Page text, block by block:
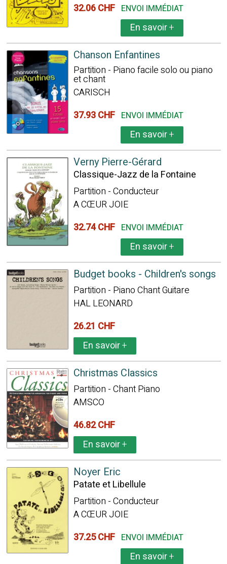
32.06 CHF ENVOI IMMÉDIAT
En savoir+
Chanson Enfantines
Partition - Piano facile solo ou piano
et chant
CARISCH
37.93 CHF ENVOI IMMÉDIAT
En savoir+
Verny Pierre-Gérard
Classique-Jazz de la Fontaine
Partition - Conducteur
A CŒUR JOIE
32.74 CHF ENVOI IMMÉDIAT
En savoir+
Budget books - Children's songs
Partition - Piano Chant Guitare
HAL LEONARD
26.21 CHF
En savoir+
Christmas Classics
Partition - Chant Piano
AMSCO
46.82 CHF
En savoir+
Noyer Eric
Patate et Libellule
Partition - Conducteur
A CŒUR JOIE
37.25 CHF ENVOI IMMÉDIAT
En savoir+